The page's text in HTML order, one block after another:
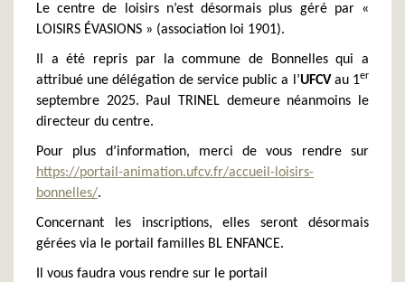
Le centre de loisirs n’est désormais plus géré par «
LOISIRS ÉVASIONS » (association loi 1901).
Il a été repris par la commune de Bonnelles qui a
attribué une délégation de service public a l’UFCVau 1er
septembre 2025. Paul TRINEL demeure néanmoins le
directeur du centre.
Pour plus d’information, merci de vous rendre sur
https://portail-animation.ufcv.fr/accueil-loisirs-
bonnelles/.
Concernant les inscriptions, elles seront désormais
gérées via le portail familles BL ENFANCE.
Il vous faudra vous rendre sur le portail